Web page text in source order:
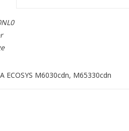
ECOSYS M6030cdn, M65330cdn